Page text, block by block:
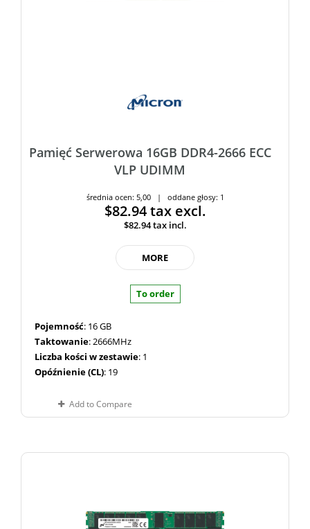
Pamięć Serwerowa 16GB DDR4-2666 ECC
VLP UDIMM
średnia ocen: 5,00 | oddane głosy: 1
$82.94tax excl.
$82.94tax incl.
MORE
To order
Pojemność: 16 GB
Taktowanie: 2666MHz
Liczba kości w zestawie: 1
Opóźnienie (CL): 19
Add to Compare